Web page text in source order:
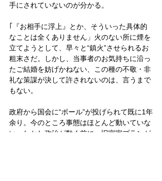
手にされていないのが分かる。
｢『お相手に浮上』とか、そういった具体的
なことは全くありません」火のない所に煙を
立てようとして、早々と“鎮火”させられるお
粗末さだ。しかし、当事者のお気持ちに沿っ
たご結婚を妨げかねない、この種の不敬・非
礼な策謀が決して許されないのは、言うまで
もない。
政府から国会に“ボール”が投げられて既に1年
余り。今のところ事態はほとんど動いていな
い。しかし政治が動く前に、旧宮家プランが